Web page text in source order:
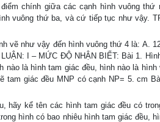
chính giữa các cạnh hình vuông
vuông thứ ba, và cứ tiếp tục như vậy.
vẽ như vậy đến hình vuông thứ 4 là: A.
I – MỨC ĐỘ NHẬN BIẾT: Bài 1.
là hình tam giác đều, hình nào là hình
tam giác đều MNP có cạnh NP= 5. cm
hãy kể tên các hình tam giác đều có
hình có bao nhiêu hình tam giác đều,